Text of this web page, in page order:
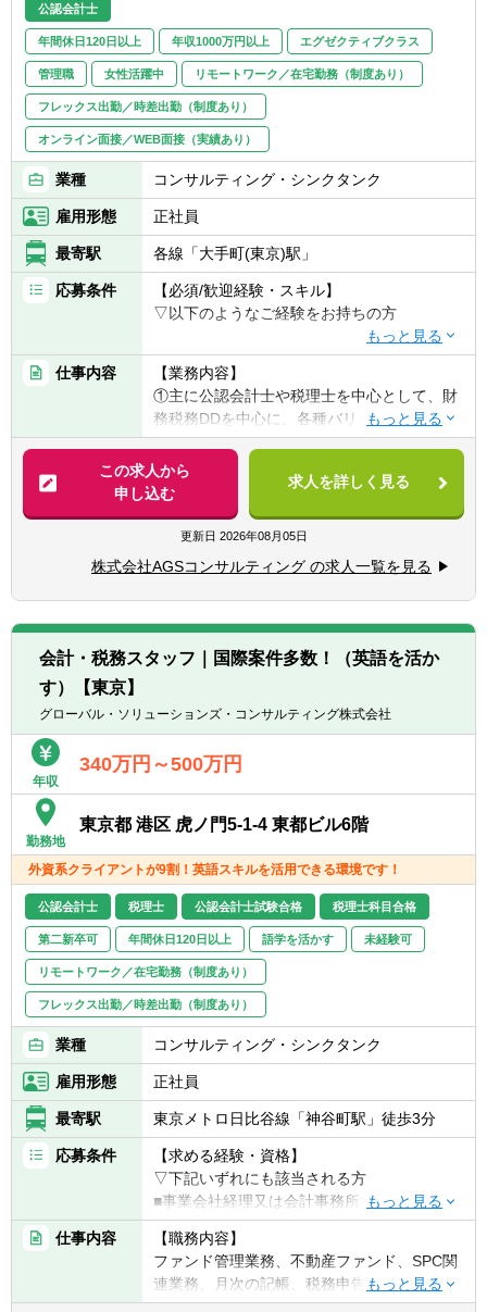
【入社後の業務】
入社後はこれまでのご経験によって以下のよ
うな業務をお任せします。
▽未経験・・・まずは基本のスキルとして、
小規模や標準規模のビジネスデューデリジェ
ンスからメンバーに入ってもらい、経験豊富
なメンバーの下で動いて、対象会社の将来性
企業価値向上にフォーカスしたビジネスアド
バイザリーを経験して頂きます。外部環境分
析や内部環境分析の手法を学び、より大規模
案件DDや戦略的意味合いが強くなるFA業務
でも活躍できる土台を作っていきます。
なお、会計士の場合は、例えば財務DDやバリ
ュエーションについてもメンバーに入って
OJTで学んで頂き、M&Aコンサルとしての土
台を作っていきます。また会計士ではない場
合は、FA業務にもOJTで入って頂き、M&Aコ
ンサルとしての幅広いバリューの出し方を学
んで頂きます。
▽即戦力・・・経験者の場合は、自身の得意
きます。各人の得意分野をトリガーとして、
親和性の高い周辺業務の経験積み上げや新規
クランアント提案など営業活動にも関与いた
だき、マネジメント業務もこなす事で、組織
の拡大に貢献して頂きます。
公認会計士
年間休日120日以上 年収1000万円以上 エグゼクティブクラス
管理職 女性活躍中 リモートワーク／在宅勤務（制度あり）
フレックス出勤／時差出勤（制度あり）
オンライン面接／WEB面接（実績あり）
業種 コンサルティング・シンクタンク
雇用形態 正社員
最寄駅 各線「大手町(東京)駅」
応募条件
【必須/歓迎経験・スキル】
▽以下のようなご経験をお持ちの方
■公認会計士
■証券会社・コンサルティングファームなど
でのFA・バリュエーション業務経験者
■ファンド出身者
■FASコンサル出身、など
※業務未経験の方もチャレンジ可能です
仕事内容
【業務内容】
①主に公認会計士や税理士を中心として、財
務税務DDを中心に、各種バリュエーション業
務（株式価値算定・事業価値算定・各種比率
算定・優先株評価・無形資産評価）や、その
後のPMI業務、スキームにかかるアドバイザ
リー業務等を行っております。
②FA業務としては、上場親会社による上場子
会社の完全子会社化、上場会社のMBOによる
非公開化等にかかるFA業務をメインに行って
おります（通常の買収案件に係るFA業務も行
っています）。
③また、別で応募をしている事業部（FAS3事
業部）にてビジネスアドバイザリー業務を展
に提供しています。（M&A戦略（セルサイド/
バイサイド）、FA、ビジネスDD、PMI、セル
サイド売却支援、企業価値向上支援など）
入社後はこれまでのご経験によって以下のよ
うな業務をお任せします。
▽公認会計士・・・監査法人出身の公認会計
士の方は、業務の親和性が高い財務DDからス
タートして頂き（まずはBS関連メイン）、
徐々に経験を積んでいく中で事業性の確認を
伴うPL分析を踏まえ、プロジェクトマネージ
ャーへ、また、バリュエーション業務もその
過程で経験を積んで頂きます。
▽FAコンサルタント・・・FAの経験を有する
方は、上場会社に関係するFA業務に関与いた
だきます。公開買付けやスクイーズアウトの
手続きや、株価算定を行い、短期的にプロジ
ェクトマネージャーを担っていただきます。
一方、未経験者の方は、FAのプロジェクトの
一部（プレスや資料の作成、株価算定の一
部、相手FAや事業会社とのコミュニケーショ
ン等）を担当しながら、徐々に業務範囲を広
げて頂きます。
この求人から
申し込む
求人を詳しく見る
更新日 2026年08月05日
株式会社AGSコンサルティング の求人一覧を見る
会計・税務スタッフ｜国際案件多数！（英語を活か
す）【東京】
グローバル・ソリューションズ・コンサルティング株式会社
年収
340万円～500万円
勤務地
東京都 港区 虎ノ門5-1-4 東都ビル6階
外資系クライアントが9割！英語スキルを活用できる環境です！
公認会計士 税理士 公認会計士試験合格 税理士科目合格
第二新卒可 年間休日120日以上 語学を活かす 未経験可
リモートワーク／在宅勤務（制度あり）
フレックス出勤／時差出勤（制度あり）
業種 コンサルティング・シンクタンク
雇用形態 正社員
最寄駅 東京メトロ日比谷線「神谷町駅」徒歩3分
応募条件
【求める経験・資格】
▽下記いずれにも該当される方
■事業会社経理又は会計事務所での経験が有
る方
【その他、歓迎する条件】
仕事内容
【職務内容】
ファンド管理業務、不動産ファンド、SPC関
連業務、月次の記帳、税務申告書の作成関連
業務等